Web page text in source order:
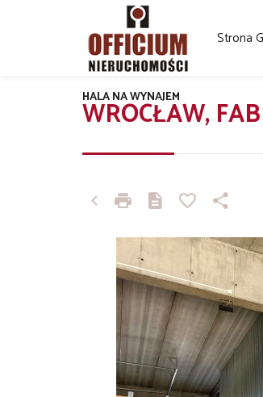
Strona
WROCŁAW,
HALA NA WYNAJEM